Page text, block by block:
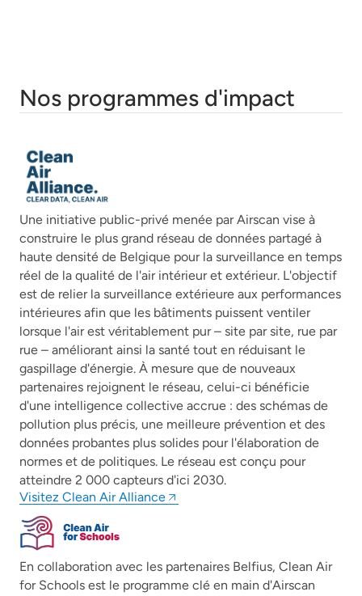
Nos programmes d'impact
Une initiative public-privé menée par Airscan vise à
construire le plus grand réseau de données partagé à
haute densité de Belgique pour la surveillance en temps
réel de la qualité de l'air intérieur et extérieur. L'objectif
est de relier la surveillance extérieure aux performances
intérieures afin que les bâtiments puissent ventiler
lorsque l'air est véritablement pur – site par site, rue par
rue – améliorant ainsi la santé tout en réduisant le
gaspillage d'énergie. À mesure que de nouveaux
partenaires rejoignent le réseau, celui-ci bénéficie
d'une intelligence collective accrue : des schémas de
pollution plus précis, une meilleure prévention et des
données probantes plus solides pour l'élaboration de
normes et de politiques. Le réseau est conçu pour
atteindre 2 000 capteurs d'ici 2030.
Visitez Clean Air Alliance
En collaboration avec les partenaires Belfius, Clean Air
for Schools est le programme clé en main d'Airscan